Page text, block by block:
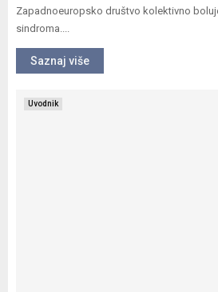
Zapadnoeuropsko društvo kolektivno
sindroma....
Saznaj više
Uvodnik